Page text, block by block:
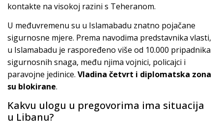
kontakte na visokoj razini s Teheranom.
U međuvremenu su u Islamabadu znatno pojačane
sigurnosne mjere. Prema navodima predstavnika vlasti,
u Islamabadu je raspoređeno više od 10.000 pripadnika
sigurnosnih snaga, među njima vojnici, policajci i
paravojne jedinice. Vladina četvrt i diplomatska zona
su blokirane.
Kakvu ulogu u pregovorima ima situacija
u Libanu?